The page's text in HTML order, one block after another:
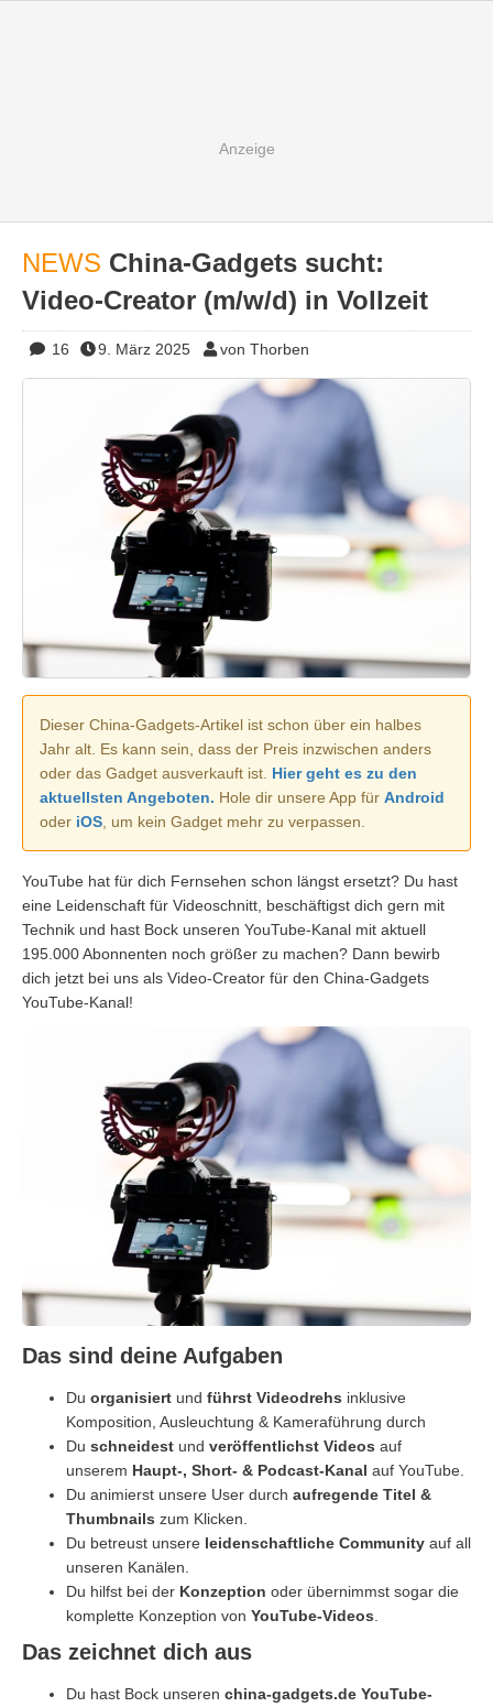
NEWS China-Gadgets sucht:
Video-Creator (m/w/d) in Vollzeit
16 9. März 2025 von Thorben
Dieser China-Gadgets-Artikel ist schon über ein halbes
Jahr alt. Es kann sein, dass der Preis inzwischen anders
oder das Gadget ausverkauft ist. Hier geht es zu den
aktuellsten Angeboten. Hole dir unsere App für Android
oder iOS , um kein Gadget mehr zu verpassen.
YouTube hat für dich Fernsehen schon längst ersetzt? Du hast
eine Leidenschaft für Videoschnitt, beschäftigst dich gern mit
Technik und hast Bock unseren YouTube-Kanal mit aktuell
195.000 Abonnenten noch größer zu machen? Dann bewirb
dich jetzt bei uns als Video-Creator für den China-Gadgets
YouTube-Kanal!
Das sind deine Aufgaben
Du organisiert und führst Videodrehs inklusive
Komposition, Ausleuchtung & Kameraführung durch
Du schneidest und veröffentlichst Videos auf
unserem Haupt-, Short- & Podcast-Kanal auf YouTube.
Du animierst unsere User durch aufregende Titel &
Thumbnails zum Klicken.
Du betreust unsere leidenschaftliche Community auf all
unseren Kanälen.
Du hilfst bei der Konzeption oder übernimmst sogar die
komplette Konzeption von YouTube-Videos
Das zeichnet dich aus
Du hast Bock unseren china-gadgets.de YouTube-